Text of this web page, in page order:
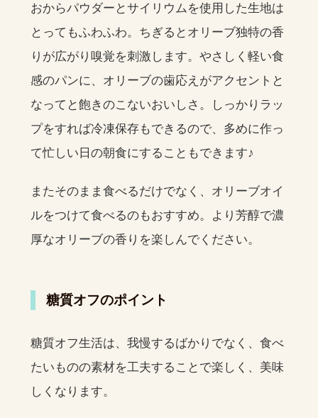
おからパウダーとサイリウムを使用した生地は
とってもふわふわ。ちぎるとオリーブ独特の香
りが広がり嗅覚を刺激します。やさしく軽い食
感のパンに、オリーブの歯応えがアクセントと
なってと飽きのこないおいしさ。しっかりラッ
プをすれば冷凍保存もできるので、多めに作っ
て忙しい日の朝食にすることもできます♪
またそのまま食べるだけでなく、オリーブオイ
ルをつけて食べるのもおすすめ。より芳醇で濃
厚なオリーブの香りを楽しんでください。
糖質オフのポイント
糖質オフ生活は、我慢するばかりでなく、食べ
たいものの素材を工夫することで楽しく、美味
しくなります。